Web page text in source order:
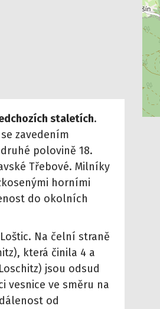
staletích.
zavedením
polovině 18.
Třebové. Milníky
horními
do okolních
Na čelní straně
která činila 4 a
jsou odsud
vesnice ve směru na
od